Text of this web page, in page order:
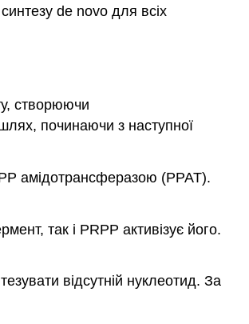
de novo для всіх
створюючи
починаючи з наступної
амідотрансферазою (PPAT).
так і PRPP активізує його.
відсутній нуклеотид. За